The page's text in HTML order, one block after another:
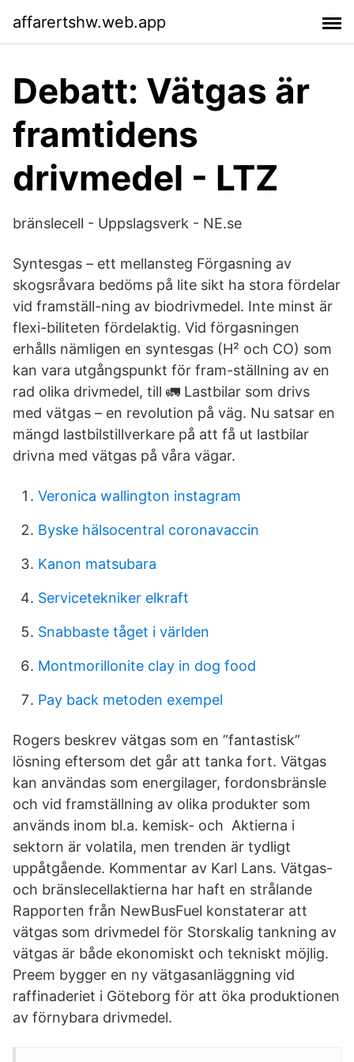
affarertshw.web.app
Debatt: Vätgas är
framtidens
drivmedel - LTZ
bränslecell - Uppslagsverk - NE.se
Syntesgas – ett mellansteg Förgasning av
skogsråvara bedöms på lite sikt ha stora fördelar
vid framställ-ning av biodrivmedel. Inte minst är
flexi-biliteten fördelaktig. Vid förgasningen
erhålls nämligen en syntesgas (H² och CO) som
kan vara utgångspunkt för fram-ställning av en
rad olika drivmedel, till 🚛 Lastbilar som drivs
med vätgas – en revolution på väg. Nu satsar en
mängd lastbilstillverkare på att få ut lastbilar
drivna med vätgas på våra vägar.
Veronica wallington instagram
Byske hälsocentral coronavaccin
Kanon matsubara
Servicetekniker elkraft
Snabbaste tåget i världen
Montmorillonite clay in dog food
Pay back metoden exempel
Rogers beskrev vätgas som en ”fantastisk”
lösning eftersom det går att tanka fort. Vätgas
kan användas som energilager, fordonsbränsle
och vid framställning av olika produkter som
används inom bl.a. kemisk- och Aktierna i
sektorn är volatila, men trenden är tydligt
uppåtgående. Kommentar av Karl Lans. Vätgas-
och bränslecellaktierna har haft en strålande
Rapporten från NewBusFuel konstaterar att
vätgas som drivmedel för Storskalig tankning av
vätgas är både ekonomiskt och tekniskt möjlig.
Preem bygger en ny vätgasanläggning vid
raffinaderiet i Göteborg för att öka produktionen
av förnybara drivmedel.